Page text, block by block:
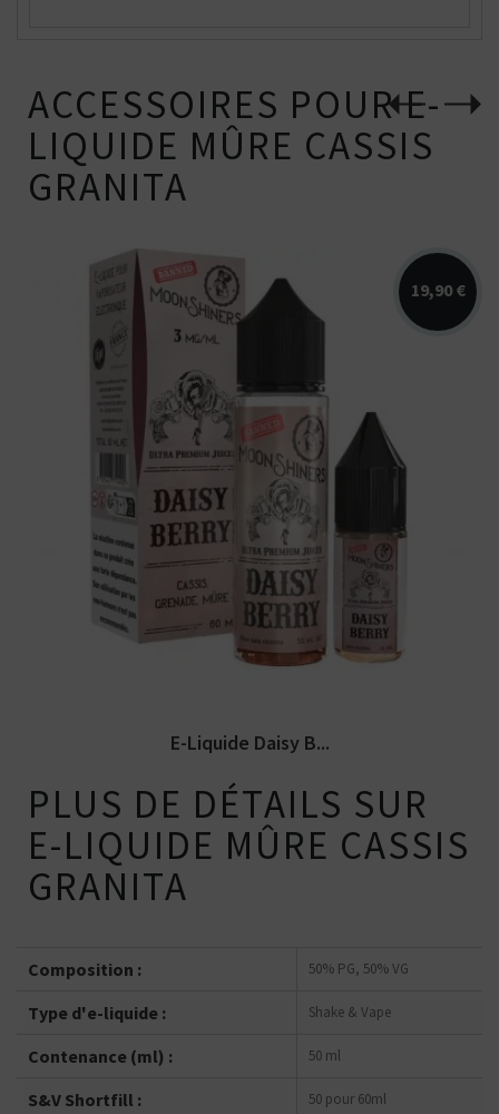
ACCESSOIRES POUR E-
LIQUIDE MÛRE CASSIS
GRANITA
19,90 €
Arômes : cassis, grenade, mûre.
Disponible en 40ml pour 60ml ou 50ml...
E-Liquide Daisy B...
PLUS DE DÉTAILS SUR
E-LIQUIDE MÛRE CASSIS
GRANITA
Composition : 50% PG, 50% VG
Type d'e-liquide : Shake & Vape
Contenance (ml) : 50 ml
S&V Shortfill : 50 pour 60ml